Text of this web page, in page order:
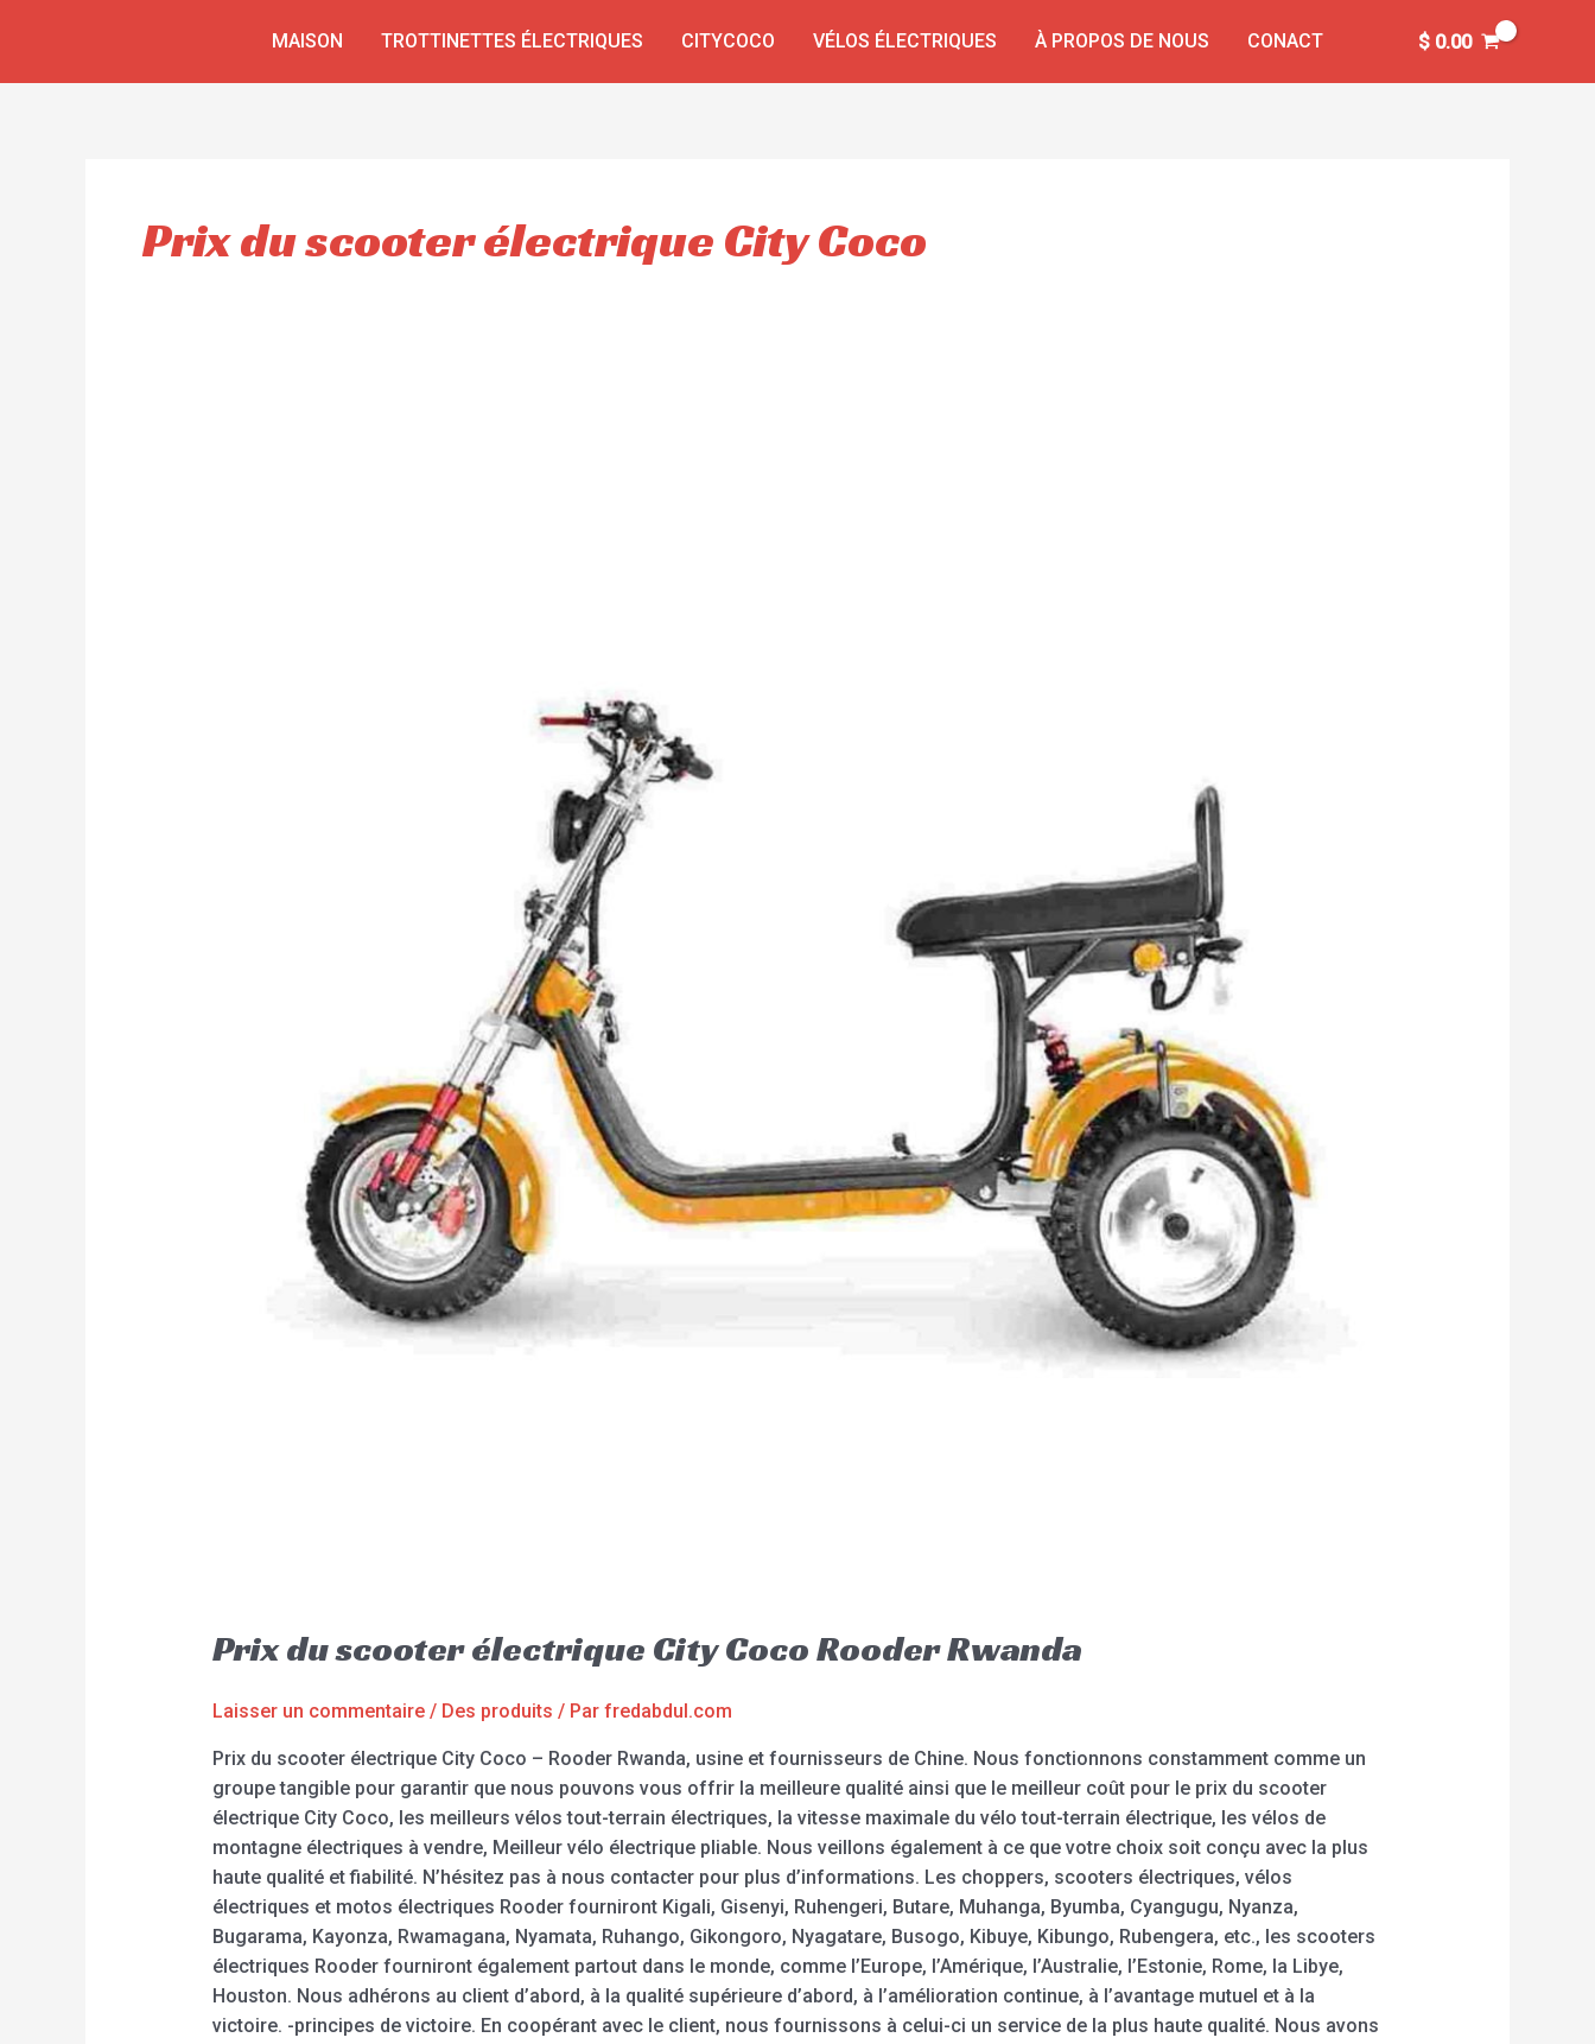
MAISON TROTTINETTES ÉLECTRIQUES CITYCOCO VÉLOS ÉLECTRIQUES À PROPOS DE NOUS CONACT $0.00
Prix du scooter électrique City Coco
Prix du scooter électrique City Coco Rooder Rwanda
Laisser un commentaire / Des produits / Par fredabdul.com
Prix du scooter électrique City Coco – Rooder Rwanda, usine et fournisseurs de Chine. Nous fonctionnons constamment comme un
groupe tangible pour garantir que nous pouvons vous offrir la meilleure qualité ainsi que le meilleur coût pour le prix du scooter
électrique City Coco, les meilleurs vélos tout-terrain électriques, la vitesse maximale du vélo tout-terrain électrique, les vélos de
montagne électriques à vendre, Meilleur vélo électrique pliable. Nous veillons également à ce que votre choix soit conçu avec la plus
haute qualité et fiabilité. N’hésitez pas à nous contacter pour plus d’informations. Les choppers, scooters électriques, vélos
électriques et motos électriques Rooder fourniront Kigali, Gisenyi, Ruhengeri, Butare, Muhanga, Byumba, Cyangugu, Nyanza,
Bugarama, Kayonza, Rwamagana, Nyamata, Ruhango, Gikongoro, Nyagatare, Busogo, Kibuye, Kibungo, Rubengera, etc., les scooters
électriques Rooder fourniront également partout dans le monde, comme l’Europe, l’Amérique, l’Australie, l’Estonie, Rome, la Libye,
Houston. Nous adhérons au client d’abord, à la qualité supérieure d’abord, à l’amélioration continue, à l’avantage mutuel et à la
victoire. -principes de victoire. En coopérant avec le client, nous fournissons à celui-ci un service de la plus haute qualité. Nous avons